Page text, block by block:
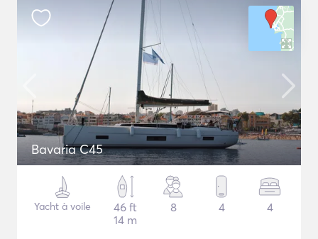
Bavaria C45
Yacht à voile
46 ft
14 m
8 4 4